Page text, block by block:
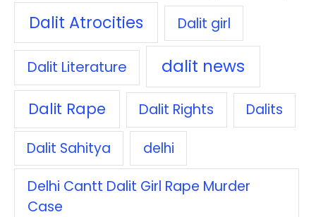
Dalit Atrocities Dalit girl
Dalit Literature dalit news
Dalit Rape Dalit Rights Dalits
Dalit Sahitya delhi
Delhi Cantt Dalit Girl Rape Murder
Case